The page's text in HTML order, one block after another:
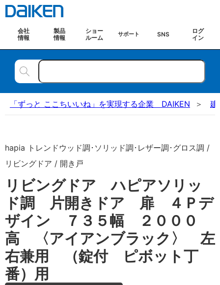
会社
情報
製品
情報
ショー
ルーム
サポート SNS
ログ
イン
「ずっと ここちいいね」を実現する企業 DAIKEN 建
hapia トレンドウッド調･ソリッド調･レザー調･グロス調 /
リビングドア / 開き戸
リビングドア ハピアソリッ
ド調 片開きドア 扉 ４Ｐデ
ザイン ７３５幅 ２０００
高 〈アイアンブラック〉 左
右兼用 （錠付 ピボット丁
番）用